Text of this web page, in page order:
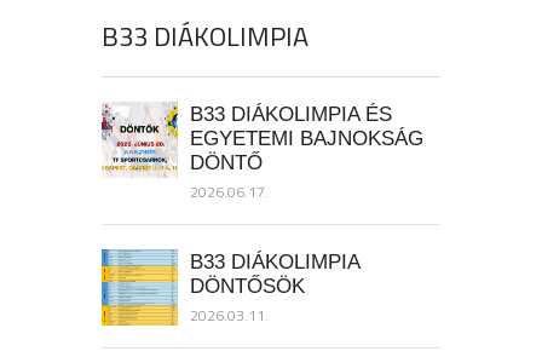
B33 DIÁKOLIMPIA
B33 DIÁKOLIMPIA ÉS
EGYETEMI BAJNOKSÁG
DÖNTŐ
2026.06.17.
B33 DIÁKOLIMPIA
DÖNTŐSÖK
2026.03.11.